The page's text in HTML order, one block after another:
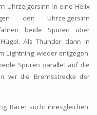
Uhrzeigersinn in eine Helix
den Uhrzeigersinn
beide Spuren über
Als Thunder dann in
Lightning wieder entgegen.
Spuren parallel auf die
wir die Bremsstrecke der
Racer sucht ihresgleichen.